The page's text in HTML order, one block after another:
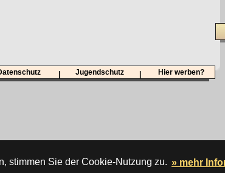
stimmen Sie der Cookie-Nutzung zu. » mehr
Jugendschutz Hier werben?